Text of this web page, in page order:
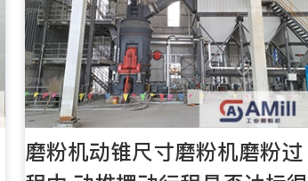
磨粉机动锥尺寸磨粉机磨粉过